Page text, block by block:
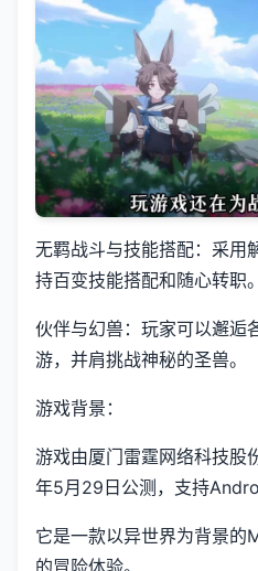
无羁战斗与技能搭配：采用
持百变技能搭配和随心转职。
伙伴与幻兽：玩家可以邂逅
游，并肩挑战神秘的圣兽。
游戏背景：
游戏由厦门雷霆网络科技股
年5月29日公测，支持
它是一款以异世界为背景的